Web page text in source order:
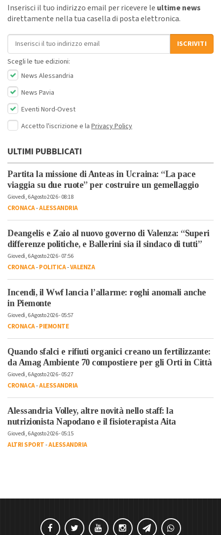
Inserisci il tuo indirizzo email per ricevere le ultime news
direttamente nella tua casella di posta elettronica.
Indirizzo email
ISCRIVITI
Scegli le tue edizioni:
News Alessandria
News Pavia
Eventi Nord-Ovest
Accetto l'iscrizione e la Privacy Policy
ULTIMI PUBBLICATI
Partita la missione di Anteas in Ucraina: “La pace
viaggia su due ruote” per costruire un gemellaggio
Giovedì, 6 Agosto 2026 - 08:18
CRONACA-ALESSANDRIA
Deangelis e Zaio al nuovo governo di Valenza: “Superi
differenze politiche, e Ballerini sia il sindaco di tutti”
Giovedì, 6 Agosto 2026 - 07:56
CRONACA-POLITICA-VALENZA
Incendi, il Wwf lancia l’allarme: roghi anomali anche
in Piemonte
Giovedì, 6 Agosto 2026 - 05:57
CRONACA-PIEMONTE
Quando sfalci e rifiuti organici creano un fertilizzante:
da Amag Ambiente 70 compostiere per gli Orti in Città
Giovedì, 6 Agosto 2026 - 05:27
CRONACA-ALESSANDRIA
Alessandria Volley, altre novità nello staff: la
nutrizionista Napodano e il fisioterapista Aita
Giovedì, 6 Agosto 2026 - 05:15
ALTRI SPORT-ALESSANDRIA